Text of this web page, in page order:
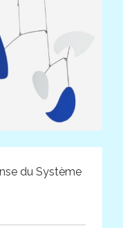
du Système